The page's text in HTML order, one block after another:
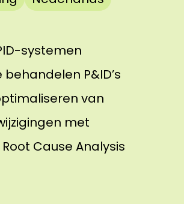
systemen
P&ID’s
van
met
Cause Analysis